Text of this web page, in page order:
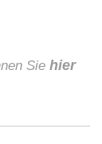
Sie hier